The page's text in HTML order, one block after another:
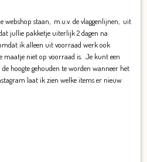
95% katoen en 5%…
webshop staan, m.u.v. de vlaggenlijnen, uit
jullie pakketje uiterlijk 2 dagen na
ik alleen uit voorraad werk ook
maatje niet op voorraad is. Je kunt een
hoogte gehouden te worden wanneer het
laat ik zien welke items er nieuw